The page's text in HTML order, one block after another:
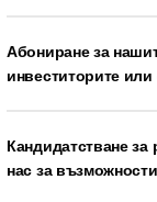
Абониране за
инвеститорите
Кандидатстване
нас за